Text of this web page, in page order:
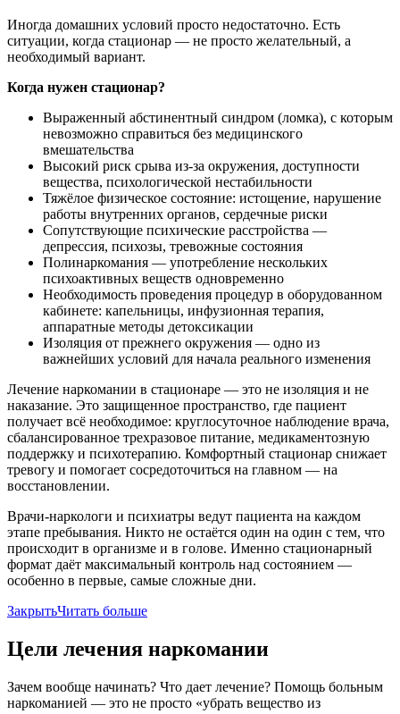
Иногда домашних условий просто недостаточно. Есть
ситуации, когда стационар — не просто желательный, а
необходимый вариант.
Когда нужен стационар?
Выраженный абстинентный синдром (ломка), с которым
невозможно справиться без медицинского
вмешательства
Высокий риск срыва из-за окружения, доступности
вещества, психологической нестабильности
Тяжёлое физическое состояние: истощение, нарушение
работы внутренних органов, сердечные риски
Сопутствующие психические расстройства —
депрессия, психозы, тревожные состояния
Полинаркомания — употребление нескольких
психоактивных веществ одновременно
Необходимость проведения процедур в оборудованном
кабинете: капельницы, инфузионная терапия,
аппаратные методы детоксикации
Изоляция от прежнего окружения — одно из
важнейших условий для начала реального изменения
Лечение наркомании в стационаре — это не изоляция и не
наказание. Это защищенное пространство, где пациент
получает всё необходимое: круглосуточное наблюдение врача,
сбалансированное трехразовое питание, медикаментозную
поддержку и психотерапию. Комфортный стационар снижает
тревогу и помогает сосредоточиться на главном — на
восстановлении.
Врачи-наркологи и психиатры ведут пациента на каждом
этапе пребывания. Никто не остаётся один на один с тем, что
происходит в организме и в голове. Именно стационарный
формат даёт максимальный контроль над состоянием —
особенно в первые, самые сложные дни.
ЗакрытьЧитать больше
Цели лечения наркомании
Зачем вообще начинать? Что дает лечение? Помощь больным
наркоманией — это не просто «убрать вещество из